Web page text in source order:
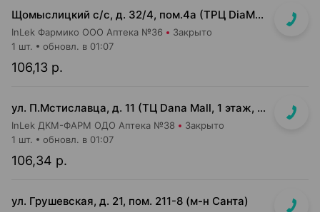
Щомыслицкий с/с, д. 32/4, пом.4а (ТРЦ DiaMond city, вход напротив магазина Маяк)
InLek Фармико ООО Аптека №36 Закрыто
106,13 р.
1 шт. обновл. в 01:07
ул. П.Мстиславца, д. 11 (ТЦ Dana Mall, 1 этаж, вход напротив инфоцентра м-на Green)
InLek ДКМ-ФАРМ ОДО Аптека №38 Закрыто
106,34 р.
1 шт. обновл. в 01:07
ул. Грушевская, д. 21, пом. 211-8 (м-н Санта)